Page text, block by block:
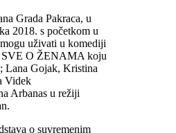
Grada Pakraca, u
2018. s početkom u
uživati u komediji
SVE O ŽENAMA koju
Lana Gojak, Kristina
Videk
Arbanas u režiji
o suvremenim